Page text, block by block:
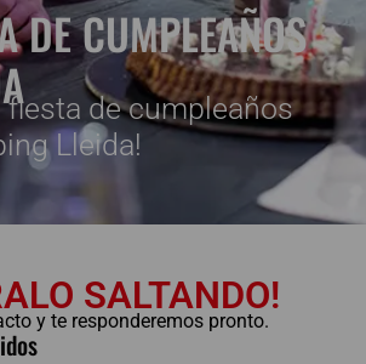
DE CUMPLEAÑOS
fiesta de cumpleaños
Lleida!
SALTANDO!
y te responderemos pronto.